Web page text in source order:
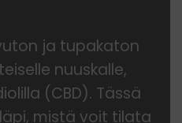
ja tupakaton
nuuskalle,
(CBD). Tässä
mistä voit tilata